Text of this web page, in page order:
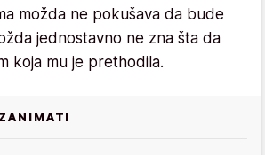
možda ne pokušava da bude
jednostavno ne zna šta da
koja mu je prethodila.